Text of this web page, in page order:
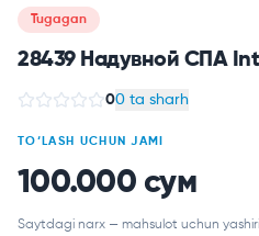
Tugagan
28439 Надувной СПА
00 ta sharh
TO‘LASH UCHUN JAMI
100.000 сум
Saytdagi narx — mahsulot uchun